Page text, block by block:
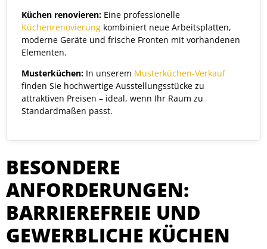
Küchen renovieren: Eine professionelle
Küchenrenovierung kombiniert neue Arbeitsplatten,
moderne Geräte und frische Fronten mit vorhandenen
Elementen.
Musterküchen: In unserem Musterküchen-Verkauf
finden Sie hochwertige Ausstellungsstücke zu
attraktiven Preisen – ideal, wenn Ihr Raum zu
Standardmaßen passt.
BESONDERE
ANFORDERUNGEN:
BARRIEREFREIE UND
GEWERBLICHE KÜCHEN